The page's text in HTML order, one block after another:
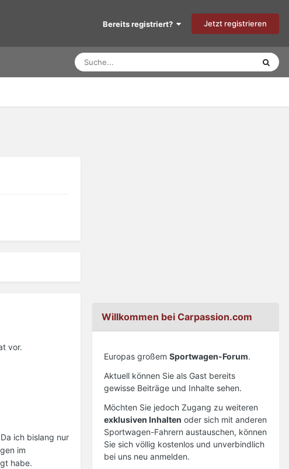
Bereits registriert? Jetzt registrieren
vor.
ich bislang nur
im
habe.
Willkommen bei Carpassion.com
Europas großem Sportwagen-Forum.
Aktuell können Sie als Gast bereits
gewisse Beiträge und Inhalte sehen.
Möchten Sie jedoch Zugang zu weiteren
exklusiven Inhalten oder sich mit anderen
Sportwagen-Fahrern austauschen, können
Sie sich völlig kostenlos und unverbindlich
bei uns neu anmelden.